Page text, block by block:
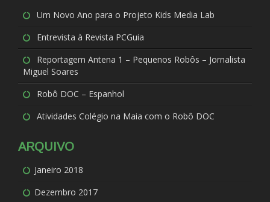
Um Novo Ano para o Projeto Kids Media Lab
Entrevista à Revista PCGuia
Reportagem Antena 1 – Pequenos Robôs – Jornalista
Miguel Soares
Robô DOC – Espanhol
Atividades Colégio na Maia com o Robô DOC
ARQUIVO
Janeiro 2018
Dezembro 2017